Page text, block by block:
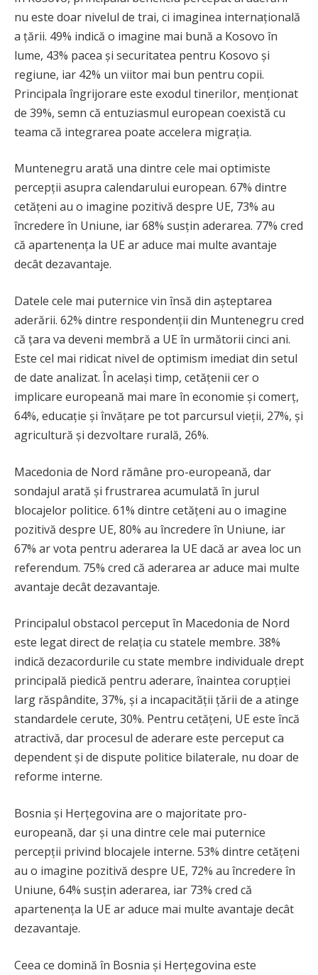
nu este doar nivelul de trai, ci imaginea internațională
a țării. 49% indică o imagine mai bună a Kosovo în
lume, 43% pacea și securitatea pentru Kosovo și
regiune, iar 42% un viitor mai bun pentru copii.
Principala îngrijorare este exodul tinerilor, menționat
de 39%, semn că entuziasmul european coexistă cu
teama că integrarea poate accelera migrația.
Muntenegru arată una dintre cele mai optimiste
percepții asupra calendarului european. 67% dintre
cetățeni au o imagine pozitivă despre UE, 73% au
încredere în Uniune, iar 68% susțin aderarea. 77% cred
că apartenența la UE ar aduce mai multe avantaje
decât dezavantaje.
Datele cele mai puternice vin însă din așteptarea
aderării. 62% dintre respondenții din Muntenegru cred
că țara va deveni membră a UE în următorii cinci ani.
Este cel mai ridicat nivel de optimism imediat din setul
de date analizat. În același timp, cetățenii cer o
implicare europeană mai mare în economie și comerț,
64%, educație și învățare pe tot parcursul vieții, 27%, și
agricultură și dezvoltare rurală, 26%.
Macedonia de Nord rămâne pro-europeană, dar
sondajul arată și frustrarea acumulată în jurul
blocajelor politice. 61% dintre cetățeni au o imagine
pozitivă despre UE, 80% au încredere în Uniune, iar
67% ar vota pentru aderarea la UE dacă ar avea loc un
referendum. 75% cred că aderarea ar aduce mai multe
avantaje decât dezavantaje.
Principalul obstacol perceput în Macedonia de Nord
este legat direct de relația cu statele membre. 38%
indică dezacordurile cu state membre individuale drept
principală piedică pentru aderare, înaintea corupției
larg răspândite, 37%, și a incapacității țării de a atinge
standardele cerute, 30%. Pentru cetățeni, UE este încă
atractivă, dar procesul de aderare este perceput ca
dependent și de dispute politice bilaterale, nu doar de
reforme interne.
Bosnia și Herțegovina are o majoritate pro-
europeană, dar și una dintre cele mai puternice
percepții privind blocajele interne. 53% dintre cetățeni
au o imagine pozitivă despre UE, 72% au încredere în
Uniune, 64% susțin aderarea, iar 73% cred că
apartenența la UE ar aduce mai multe avantaje decât
dezavantaje.
Ceea ce domină în Bosnia și Herțegovina este